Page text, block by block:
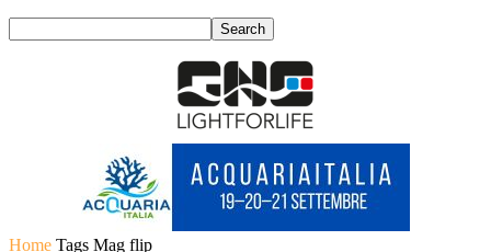
Home Tags Mag flip